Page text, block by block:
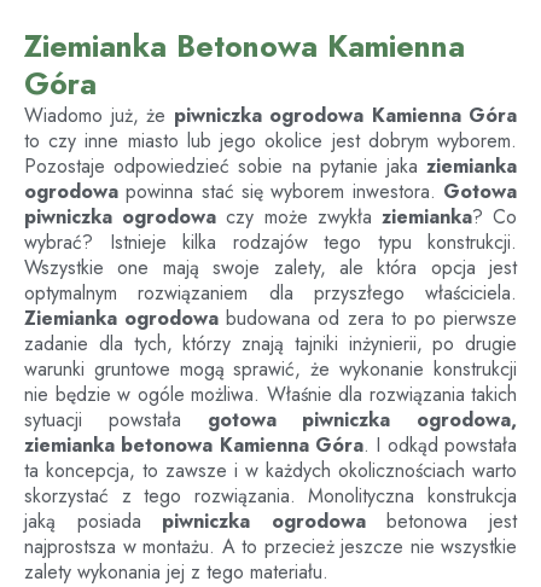
Ziemianka Betonowa Kamienna
Góra
Wiadomo już, że piwniczka ogrodowa Kamienna Góra
to czy inne miasto lub jego okolice jest dobrym wyborem.
Pozostaje odpowiedzieć sobie na pytanie jaka ziemianka
ogrodowa powinna stać się wyborem inwestora. Gotowa
piwniczka ogrodowa czy może zwykła ziemianka? Co
wybrać? Istnieje kilka rodzajów tego typu konstrukcji.
Wszystkie one mają swoje zalety, ale która opcja jest
optymalnym rozwiązaniem dla przyszłego właściciela.
Ziemianka ogrodowa budowana od zera to po pierwsze
zadanie dla tych, którzy znają tajniki inżynierii, po drugie
warunki gruntowe mogą sprawić, że wykonanie konstrukcji
nie będzie w ogóle możliwa. Właśnie dla rozwiązania takich
sytuacji powstała gotowa piwniczka ogrodowa,
ziemianka betonowa Kamienna Góra. I odkąd powstała
ta koncepcja, to zawsze i w każdych okolicznościach warto
skorzystać z tego rozwiązania. Monolityczna konstrukcja
jaką posiada piwniczka ogrodowabetonowa jest
najprostsza w montażu. A to przecież jeszcze nie wszystkie
zalety wykonania jej z tego materiału.